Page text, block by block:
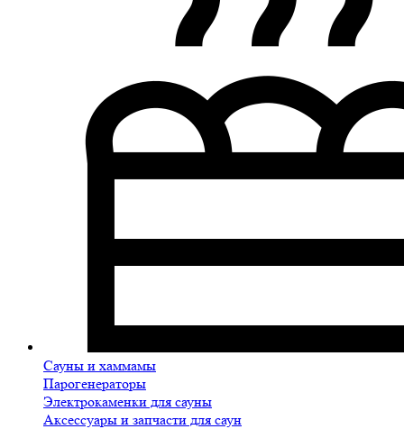
Сауны и хаммамы
Парогенераторы
Электрокаменки для сауны
Аксессуары и запчасти для саун